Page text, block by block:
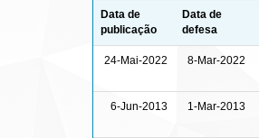
Data de
publicação
Data de
defesa
24-Mai-2022 8-Mar-2022
6-Jun-2013 1-Mar-2013